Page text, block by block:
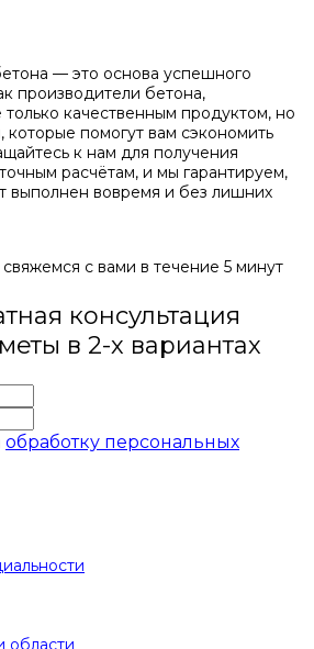
— это основа успешного
производители бетона,
качественным продуктом, но
которые помогут вам сэкономить
к нам для получения
расчётам, и мы гарантируем,
выполнен вовремя и без лишних
с вами в течение 5 минут
консультация
в 2-х вариантах
обработку персональных
области